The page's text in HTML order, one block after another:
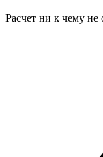
Расчет ни к чему не